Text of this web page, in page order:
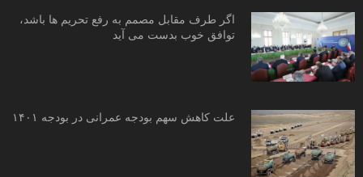
اگر طرف مقابل مصمم به رفع تحریم ها باشد،
توافق خوب بدست می آید
علت کاهش سهم بودجه عمرانی در بودجه ۱۴۰۱